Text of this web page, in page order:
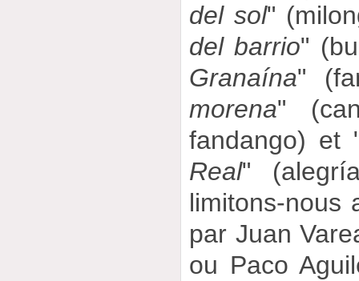
del sol"
del barrio"
Granaína"
morena"
fandango) et
Real"
limitons-nous
par Juan
ou Paco